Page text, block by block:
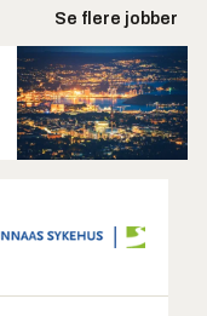
Se flere jobber